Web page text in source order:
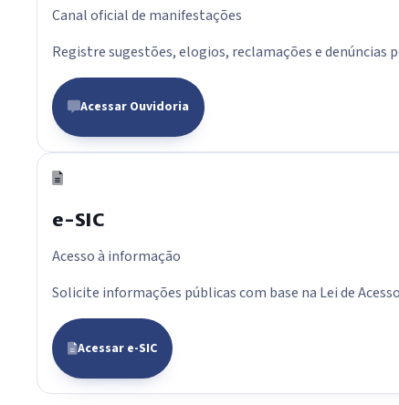
Canal oficial de manifestações
Registre sugestões, elogios, reclamações e denúncias
Acessar Ouvidoria
e-SIC
Acesso à informação
Solicite informações públicas com base na Lei de
Acessar e-SIC